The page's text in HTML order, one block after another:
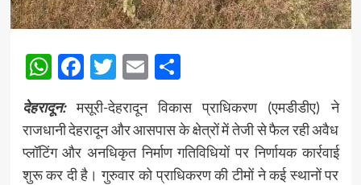
WhatsApp
Facebook
Twitter
EmailShare
देहरादून:मसूरी-देहरादून विकास प्राधिकरण (एमडीडीए) ने
राजधानी देहरादून और आसपास के क्षेत्रों में तेजी से फैल रही अवैध
प्लॉटिंग और अनधिकृत निर्माण गतिविधियों पर निर्णायक कार्रवाई
शुरू कर दी है। गुरुवार को प्राधिकरण की टीमों ने कई स्थानों पर